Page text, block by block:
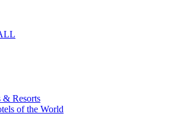
& Resorts
of the World